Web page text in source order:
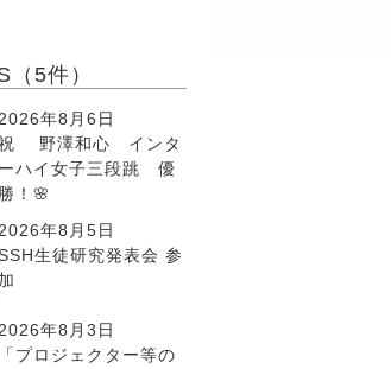
5件）
年8月6日
野澤和心 インタ
ーハイ女子三段跳 優
勝！🌸
年8月5日
生徒研究発表会 参
加
2026年8月3日
「プロジェクター等の